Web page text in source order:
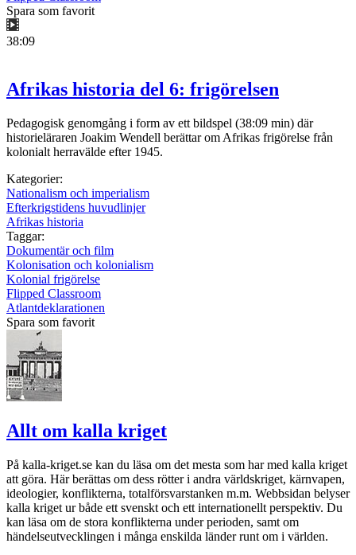
Spara som favorit
38:09
Afrikas historia del 6: frigörelsen
Pedagogisk genomgång i form av ett bildspel (38:09 min) där
historieläraren Joakim Wendell berättar om Afrikas frigörelse från
kolonialt herravälde efter 1945.
Kategorier:
Nationalism och imperialism
Efterkrigstidens huvudlinjer
Afrikas historia
Taggar:
Dokumentär och film
Kolonisation och kolonialism
Kolonial frigörelse
Flipped Classroom
Atlantdeklarationen
Spara som favorit
Allt om kalla kriget
På kalla-kriget.se kan du läsa om det mesta som har med kalla kriget
att göra. Här berättas om dess rötter i andra världskriget, kärnvapen,
ideologier, konflikterna, totalförsvarstanken m.m. Webbsidan belyser
kalla kriget ur både ett svenskt och ett internationellt perspektiv. Du
kan läsa om de stora konflikterna under perioden, samt om
händelseutvecklingen i många enskilda länder runt om i världen.